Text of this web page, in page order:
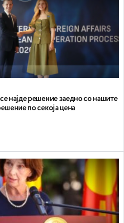
најде решение заедно со нашите
по секоја цена